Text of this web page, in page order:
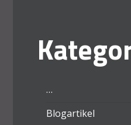
…
Blogartikel